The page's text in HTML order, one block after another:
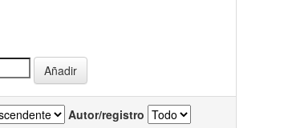
Autor/registro